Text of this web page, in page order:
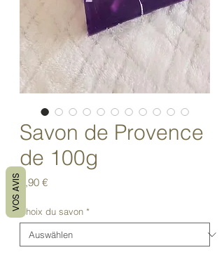
Savon de Provence
de 100g
4,90 €Preis
Choix du savon *
VOS AVIS